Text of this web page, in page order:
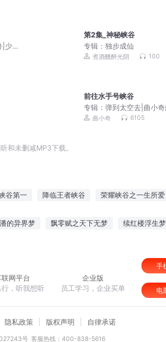
少年
第2集_神秘峡谷
专辑：独步成仙
煮酒醺醉光阴 100
前往水手号峡谷
专辑：弹到太空去|曲小
曲小奇 6105
和未删减MP3下载。
谷第一 降临王者峡谷 荣耀峡谷之一生所爱
潘的异界梦 飘零赋之天下无梦 续红楼浮生梦
联网平台
行，听我想听
企业版
员工学习，企业买单
手
电
隐私政策 版权声明 自律承诺
号 客服热线：400-838-5616